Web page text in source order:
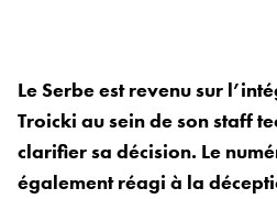
Le Serbe est revenu sur
Troicki au sein de son staff
clarifier sa décision. Le
également réagi à la